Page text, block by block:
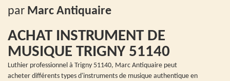
par Marc Antiquaire
ACHAT INSTRUMENT DE
MUSIQUE TRIGNY 51140
Luthier professionnel à Trigny 51140, Marc Antiquaire peut
acheter différents types d'instruments de musique authentique en